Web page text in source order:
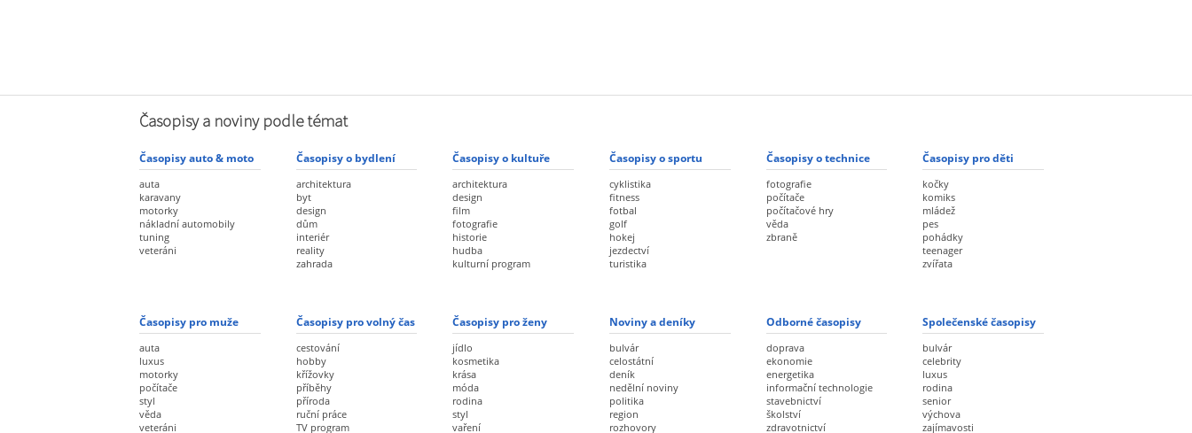
Časopisy a noviny podle témat
Časopisy auto & moto
auta
karavany
motorky
nákladní automobily
tuning
veteráni
Časopisy o bydlení
architektura
byt
design
dům
interiér
reality
zahrada
Časopisy o kultuře
architektura
design
film
fotografie
historie
hudba
kulturní program
Časopisy o sportu
cyklistika
fitness
fotbal
golf
hokej
jezdectví
turistika
Časopisy o technice
fotografie
počítače
počítačové hry
věda
zbraně
Časopisy pro děti
kočky
komiks
mládež
pes
pohádky
teenager
zvířata
Časopisy pro muže
auta
luxus
motorky
počítače
styl
věda
veteráni
Časopisy pro volný čas
cestování
hobby
křížovky
příběhy
příroda
ruční práce
TV program
Časopisy pro ženy
jídlo
kosmetika
krása
móda
rodina
styl
vaření
Noviny a deníky
bulvár
celostátní
deník
nedělní noviny
politika
region
rozhovory
Odborné časopisy
doprava
ekonomie
energetika
informační technologie
stavebnictví
školství
zdravotnictví
Společenské časopisy
bulvár
celebrity
luxus
rodina
senior
výchova
zajímavosti